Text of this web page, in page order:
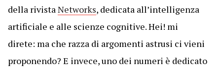
della rivistaNetworks, dedicata all’intelligenza
artificiale e alle scienze cognitive. Hei! mi
direte: ma che razza di argomenti astrusi ci vieni
proponendo? E invece, uno dei numeri è dedicato